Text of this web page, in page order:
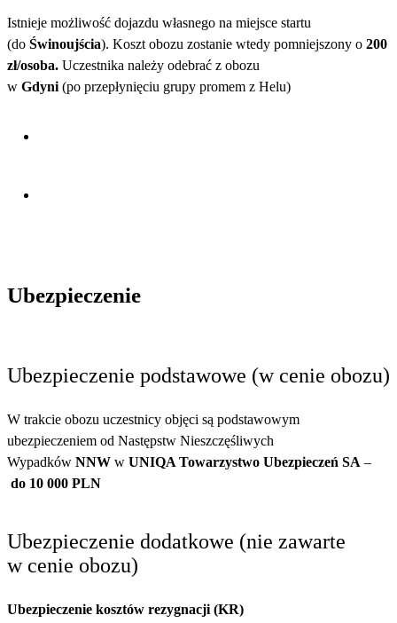
Istnieje możliwość dojazdu własnego na miejsce startu
(do Świnoujścia). Koszt obozu zostanie wtedy pomniejszony o 200
zł/osoba. Uczestnika należy odebrać z obozu
w Gdyni(po przepłynięciu grupy promem z Helu)
Ubezpieczenie
Ubezpieczenie podstawowe (w cenie obozu)
W trakcie obozu uczestnicy objęci są podstawowym
ubezpieczeniem od Następstw Nieszczęśliwych
Wypadków NNW w UNIQA Towarzystwo Ubezpieczeń SA –
do 10 000 PLN
Ubezpieczenie dodatkowe (nie zawarte
w cenie obozu)
Ubezpieczenie kosztów rezygnacji (KR)